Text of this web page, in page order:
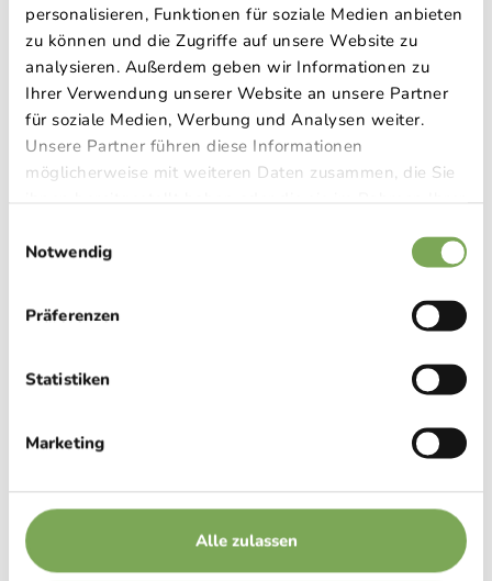
personalisieren, Funktionen für soziale Medien anbieten
zu können und die Zugriffe auf unsere Website zu
analysieren. Außerdem geben wir Informationen zu
Ihrer Verwendung unserer Website an unsere Partner
für soziale Medien, Werbung und Analysen weiter.
Unsere Partner führen diese Informationen
möglicherweise mit weiteren Daten zusammen, die Sie
Notwendig
Präferenzen
Statistiken
Marketing
Alle zulassen
Bärentaler Kotschna in Feistritz im Rosental
Bodental Familienwanderung zur Märchenwiese
Matschacher Gupf / Steile Wand
Tscheppaschlucht
© Carnica-Region Rosental_Franz Gerdl